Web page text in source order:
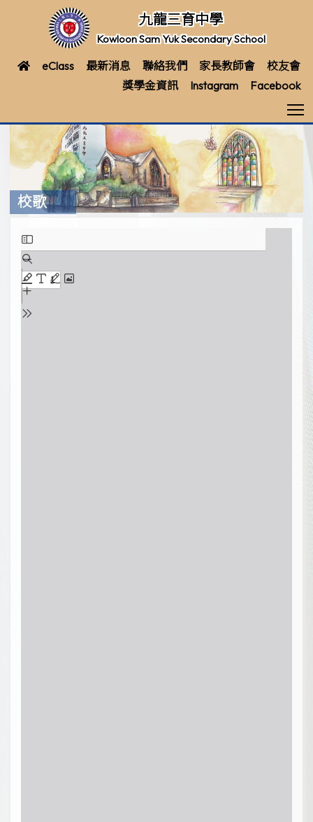
九龍三育中學
Kowloon Sam Yuk Secondary School
eClass 最新消息 聯絡我們 家長教師會
校友會
獎學金資訊
Instagram Facebook
校歌